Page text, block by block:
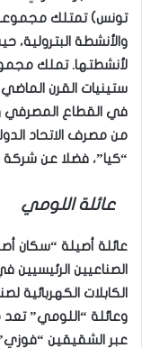
تونس) تمتلك
والأنشطة
لأنشطتها. تملك
ستينيات القرن
من مصرف الاتحاد
“كيا”، فضلا عن
عائلة اللومي
عائلة أصيلة “سكان
الصناعيين
الكابلات الكهربائية
وعائلة “اللومي” تعد
عبر الشقيقين